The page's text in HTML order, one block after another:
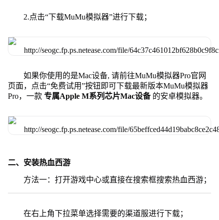
2.点击“下载MuMu模拟器”进行下载；
如果你使用的是Mac设备, 请前往MuMu模拟器Pro官网
页面，点击“免费试用”按钮即可下载最新版本MuMu模拟器
Pro，一款 专属Apple M系列芯片Mac设备 的安卓模拟器。
二、安装热血西游
方法一：打开游戏中心或直接在搜索框搜索热血西游；
在右上角下拉菜单选择需要的渠道服进行下载；